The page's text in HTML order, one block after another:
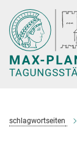
Hauptinhalt
schlagwortseiten